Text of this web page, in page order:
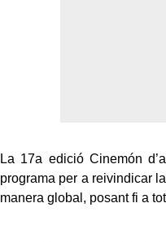
La 17a edició Cinemón
programa per a reivindicar
manera global, posant fi a